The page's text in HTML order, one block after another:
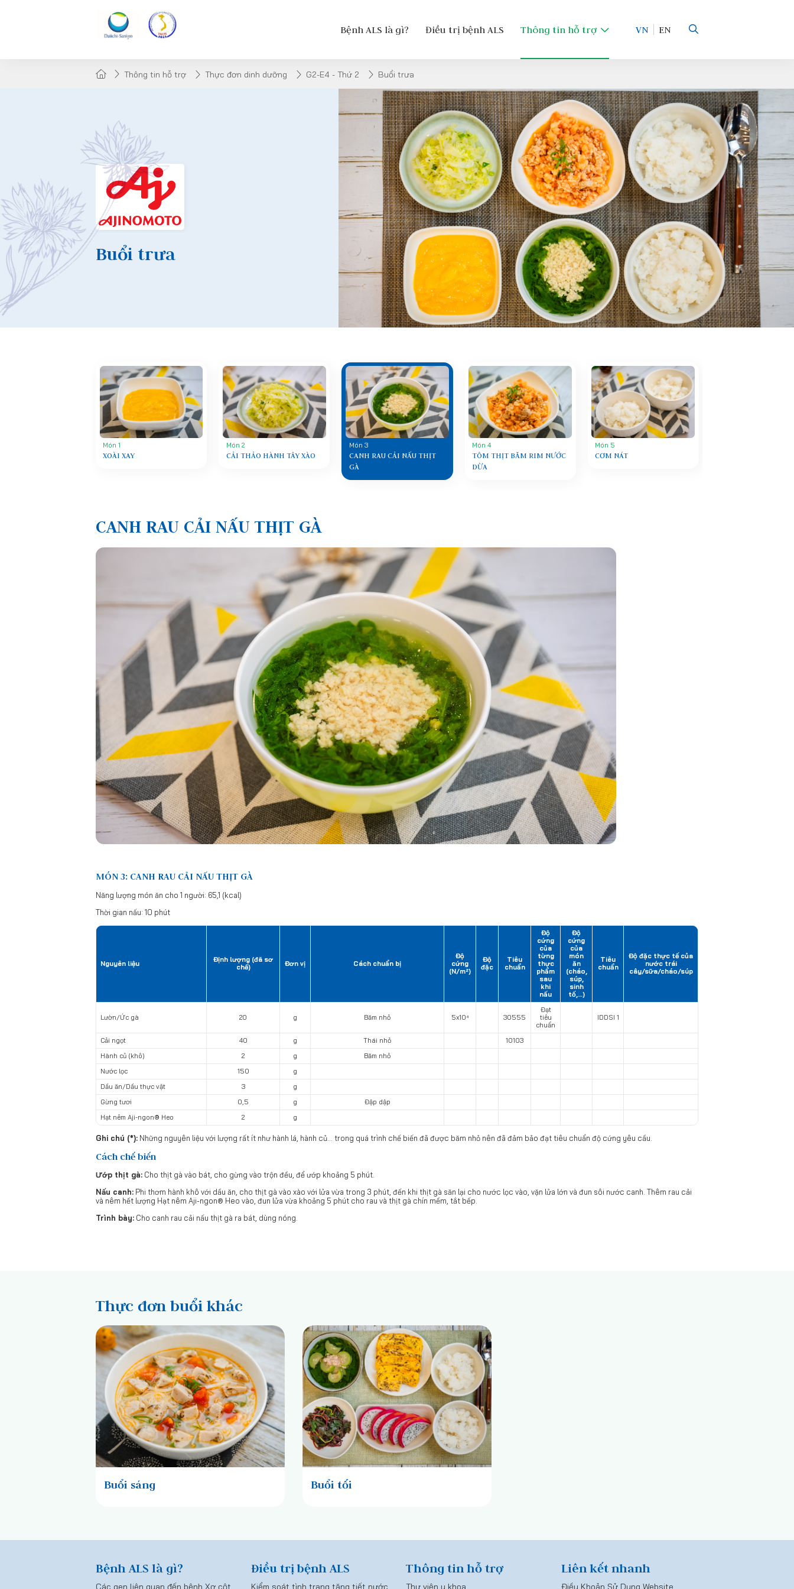
Bệnh ALS là gì? Điều trị bệnh ALS Thông tin hỗ trợ VN EN
Thông tin hỗ trợ Thực đơn dinh dưỡng G2-E4 - Thứ 2 Buổi trưa
Buổi trưa
Món 1
XOÀI XAY
Món 2
CẢI THẢO HÀNH TÂY XÀO
Món 3
CANH RAU CẢI NẤU THỊT
GÀ
Món 4
TÔM THỊT BĂM RIM NƯỚC
DỪA
Món 5
CƠM NÁT
CANH RAU CẢI NẤU THỊT GÀ
MÓN 3: CANH RAU CẢI NẤU THỊT GÀ
Năng lượng món ăn cho 1 người: 65,1 (kcal)
Thời gian nấu: 10 phút
Nguyên liệu
Định lượng (đã sơ
chế)
Đơn vị Cách chuẩn bị
Độ
cứng
(N/m²)
Độ
đặc
Tiêu
chuẩn
Độ
cứng
của
từng
thực
phẩm
sau
khi
nấu
Độ
cứng
của
món
ăn
(cháo,
súp,
sinh
tố,…)
Tiêu
chuẩn
Độ đặc thực tế của
nước trái
cây/sữa/cháo/súp
Lườn/Ức gà 20 g Băm nhỏ 5x10⁴ 30555
Đạt
tiêu
chuẩn
IDDSI 1
Cải ngọt 40 g Thái nhỏ
10103
Hành củ (khô)
2 g
Băm nhỏ
Nước lọc
150
g
Dầu ăn/Dầu thực vật
3
g
Gừng tươi
0,5 g
Đập dập
Hạt nêm Aji-ngon® Heo
2 g
Ghi chú (*): Những nguyên liệu với lượng rất ít như hành lá, hành củ... trong quá trình chế biến đã được băm nhỏ nên đã đảm bảo đạt tiêu chuẩn độ cứng yêu cầu.
Cách chế biến
Ướp thịt gà: Cho thịt gà vào bát, cho gừng vào trộn đều, để ướp khoảng 5 phút.
Nấu canh: Phi thơm hành khô với dầu ăn, cho thịt gà vào xào với lửa vừa trong 3 phút, đến khi thịt gà săn lại cho nước lọc vào, vặn lửa lớn và đun sôi nước canh. Thêm rau cải
và nêm hết lượng Hạt nêm Aji-ngon® Heo vào, đun lửa vừa khoảng 5 phút cho rau và thịt gà chín mềm, tắt bếp.
Trình bày: Cho canh rau cải nấu thịt gà ra bát, dùng nóng.
Thực đơn buổi khác
Buổi sáng Buổi tối
Bệnh ALS là gì?
Các gen liên quan đến bệnh Xơ cột
Điều trị bệnh ALS
Kiểm soát tình trạng tăng tiết nước
Thông tin hỗ trợ
Thư viện y khoa
Liên kết nhanh
Điều Khoản Sử Dụng Website